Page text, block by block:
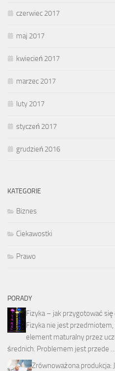
czerwiec 2017
maj 2017
kwiecień 2017
marzec 2017
luty 2017
styczeń 2017
grudzień 2016
KATEGORIE
Biznes
Ciekawostki
Prawo
PORADY
Fizyka – jak przygotować
Fizyka nie jest
element maturalny przez
średnich. Problemem jest przede …
Zrównoważona produkcja: